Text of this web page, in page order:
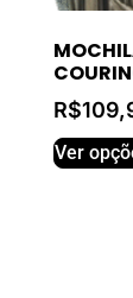
R$
Ver